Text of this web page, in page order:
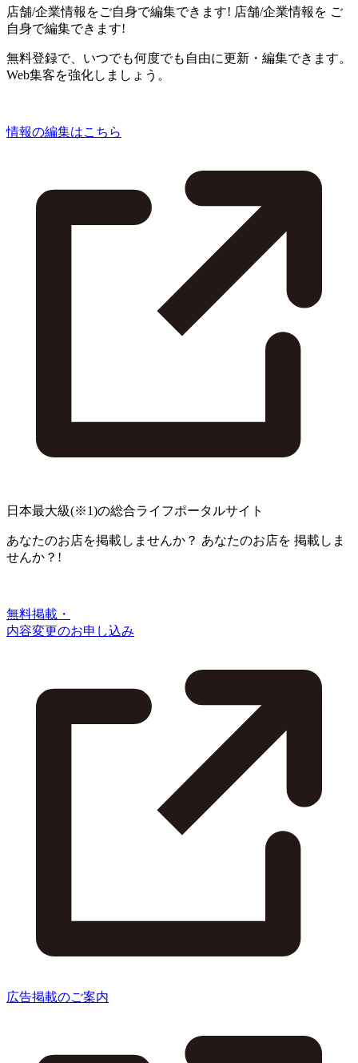
店舗/企業情報をご自身で編集できます! 店舗/企業情報を ご
自身で編集できます!
無料登録で、いつでも何度でも自由に更新・編集できます。
Web集客を強化しましょう。
情報の編集はこちら
日本最大級(※1)の総合ライフポータルサイト
あなたのお店を掲載しませんか？ あなたのお店を 掲載しま
せんか？!
無料掲載・
内容変更のお申し込み
広告掲載のご案内